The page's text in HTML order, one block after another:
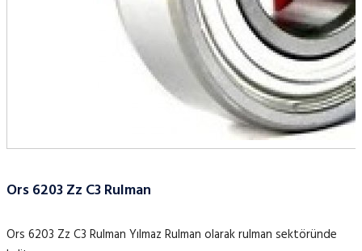
Ors 6203 Zz C3 Rulman
Ors 6203 Zz C3 Rulman Yılmaz Rulman olarak rulman sektöründe